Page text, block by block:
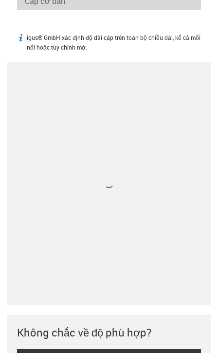
igus-icon-info
igus® GmbH xác định độ dài cáp trên toàn bộ chiều dài, kể cả mối
nối hoặc tùy chỉnh mờ.
Không chắc về độ phù hợp?